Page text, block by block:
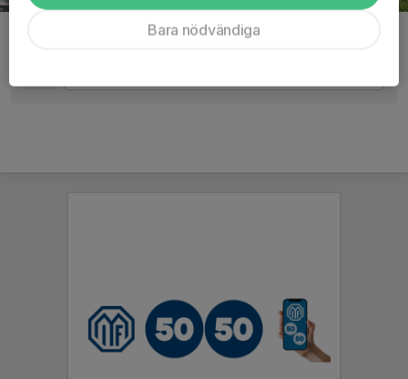
Bara nödvändiga